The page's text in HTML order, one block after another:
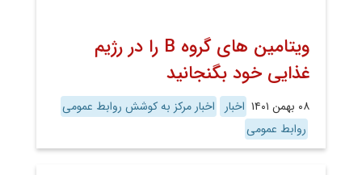
ویتامین های گروه B را در رژیم
غذایی خود بگنجانید
۰۸ بهمن ۱۴۰۱ اخبار
اخبار مرکز به کوشش روابط عمومی
روابط عمومی